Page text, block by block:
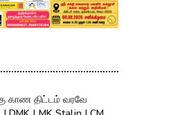
காண திட்டம் வரவே